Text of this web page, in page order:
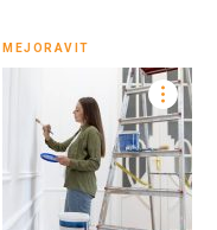
MEJORAVIT